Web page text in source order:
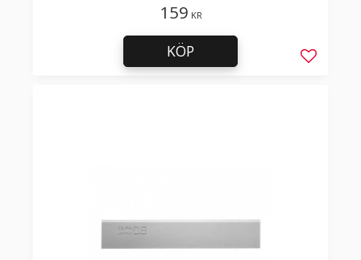
159 KR
Lägg till
KÖP